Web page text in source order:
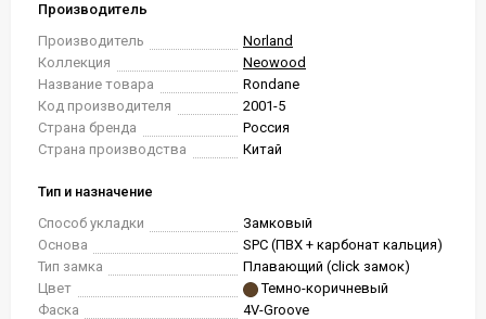
Производитель
Производитель
Norland
Коллекция
Neowood
Название товара
Rondane
Код производителя
2001-5
Страна бренда
Россия
Страна производства
Китай
Тип и назначение
Способ укладки
Замковый
Основа
SPC (ПВХ + карбонат кальция)
Тип замка
Плавающий (click замок)
Цвет
Темно-коричневый
Фаска
4V-Groove